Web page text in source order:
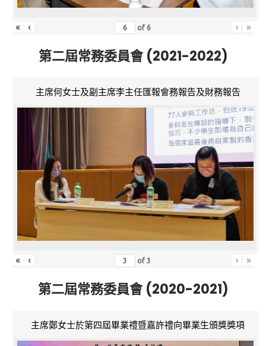
« ‹ of 6 › »
第二屆常務委員會 (2021-2022)
主席何女士及副主席李主任匯報會務報告及財務報告
« ‹ of3 › »
第二屆常務委員會 (2020-2021)
主席鄭女士於第四屆畢業禮暨嘉許禮向畢業生頒獎獎項